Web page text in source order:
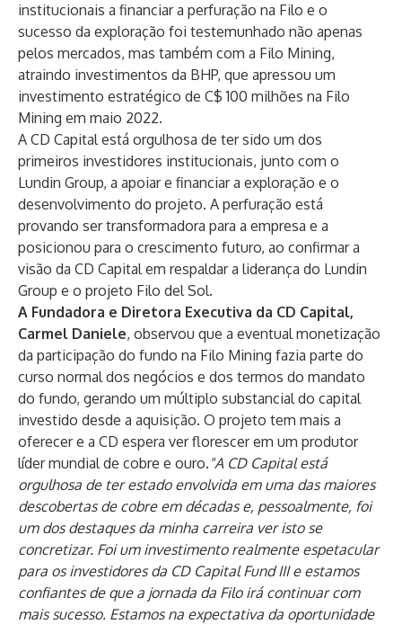
institucionais a financiar a perfuração na Filo e o
sucesso da exploração foi testemunhado não apenas
pelos mercados, mas também com a Filo Mining,
atraindo investimentos da BHP, que apressou um
investimento estratégico de C$ 100 milhões na Filo
Mining em maio 2022.
A CD Capital está orgulhosa de ter sido um dos
primeiros investidores institucionais, junto com o
Lundin Group, a apoiar e financiar a exploração e o
desenvolvimento do projeto. A perfuração está
provando ser transformadora para a empresa e a
posicionou para o crescimento futuro, ao confirmar a
visão da CD Capital em respaldar a liderança do Lundin
Group e o projeto Filo del Sol.
A Fundadora e Diretora Executiva da CD Capital,
Carmel Daniele, observou que a eventual monetização
da participação do fundo na Filo Mining fazia parte do
curso normal dos negócios e dos termos do mandato
do fundo, gerando um múltiplo substancial do capital
investido desde a aquisição. O projeto tem mais a
oferecer e a CD espera ver florescer em um produtor
líder mundial de cobre e ouro. "A CD Capital está
orgulhosa de ter estado envolvida em uma das maiores
descobertas de cobre em décadas e, pessoalmente, foi
um dos destaques da minha carreira ver isto se
concretizar. Foi um investimento realmente espetacular
para os investidores da CD Capital Fund III e estamos
confiantes de que a jornada da Filo irá continuar com
mais sucesso. Estamos na expectativa da oportunidade